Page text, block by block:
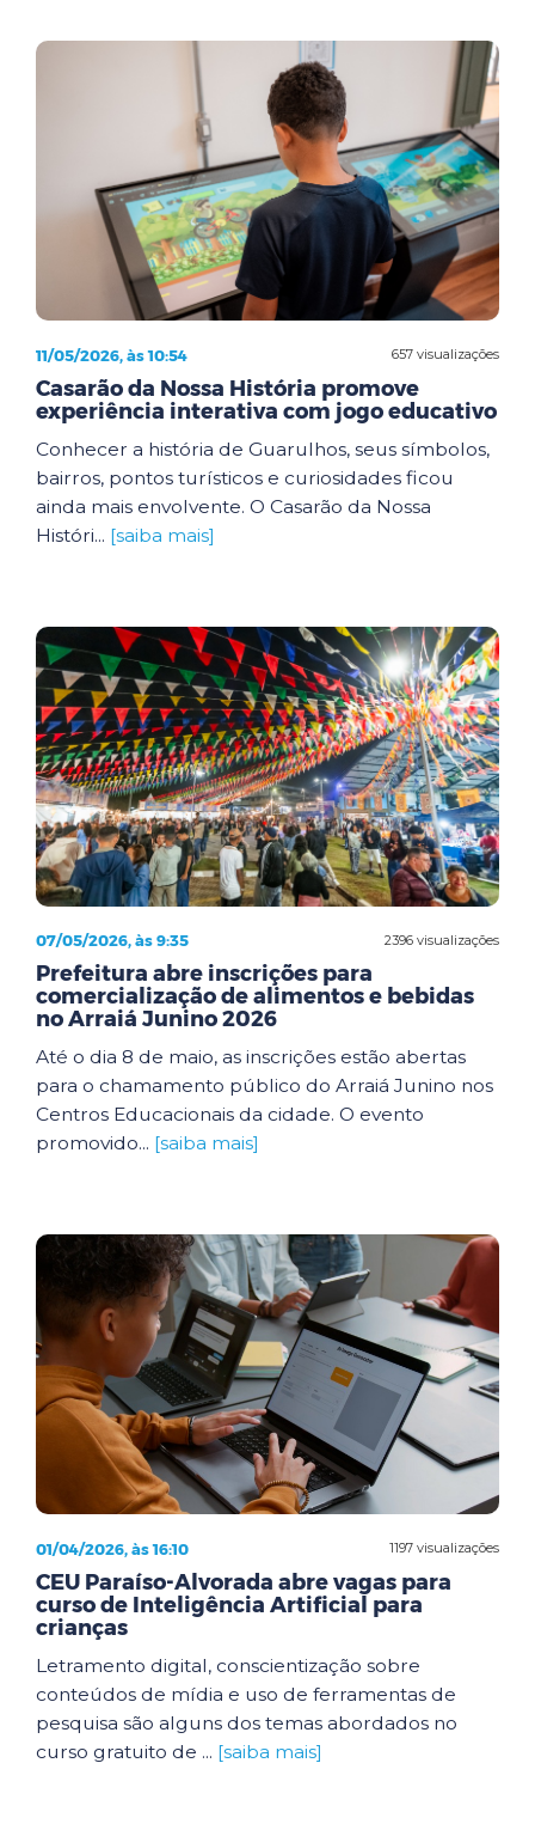
657 visualizações
11/05/2026, às 10:54
Casarão da Nossa História promove
experiência interativa com jogo educativo
Conhecer a história de Guarulhos, seus símbolos,
bairros, pontos turísticos e curiosidades ficou
ainda mais envolvente. O Casarão da Nossa
Históri... [saiba mais]
2396 visualizações
07/05/2026, às 9:35
Prefeitura abre inscrições para
comercialização de alimentos e bebidas
no Arraiá Junino 2026
Até o dia 8 de maio, as inscrições estão abertas
para o chamamento público do Arraiá Junino nos
Centros Educacionais da cidade. O evento
promovido... [saiba mais]
1197 visualizações
01/04/2026, às 16:10
CEU Paraíso-Alvorada abre vagas para
curso de Inteligência Artificial para
crianças
Letramento digital, conscientização sobre
conteúdos de mídia e uso de ferramentas de
pesquisa são alguns dos temas abordados no
curso gratuito de ... [saiba mais]